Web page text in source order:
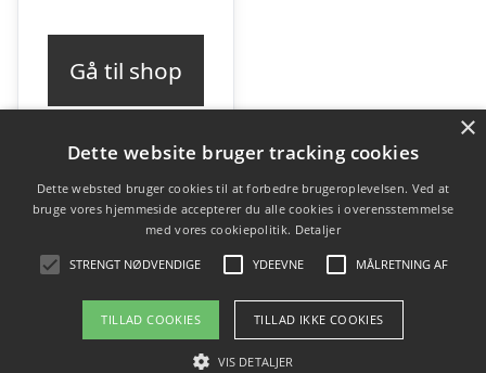
Gå til shop
Varekategorier
Produkter
×
Dette website bruger tracking cookies
Dette websted bruger cookies til at forbedre brugeroplevelsen. Ved at
bruge vores hjemmeside accepterer du alle cookies i overensstemmelse
med vores cookiepolitik. Detaljer
STRENGT NØDVENDIGE YDEEVNE MÅLRETNING AF
TILLAD COOKIES TILLAD IKKE COOKIES
VIS DETALJER